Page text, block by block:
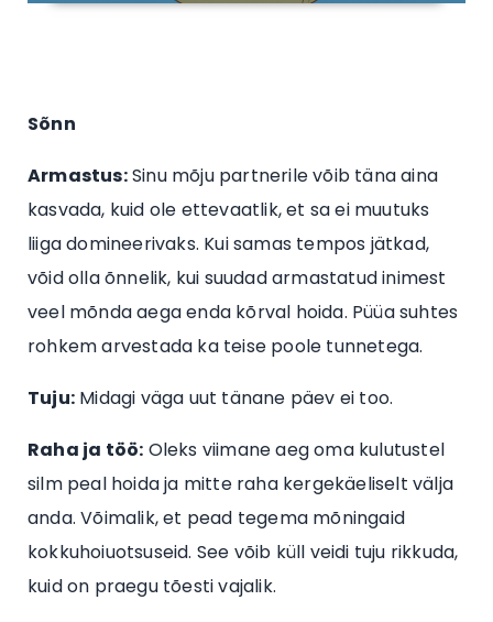
Sõnn
Armastus:Sinu mõju partnerile võib täna aina
kasvada, kuid ole ettevaatlik, et sa ei muutuks
liiga domineerivaks. Kui samas tempos jätkad,
võid olla õnnelik, kui suudad armastatud inimest
veel mõnda aega enda kõrval hoida. Püüa suhtes
rohkem arvestada ka teise poole tunnetega.
Tuju: Midagi väga uut tänane päev ei too.
Raha ja töö: Oleks viimane aeg oma kulutustel
silm peal hoida ja mitte raha kergekäeliselt välja
anda. Võimalik, et pead tegema mõningaid
kokkuhoiuotsuseid. See võib küll veidi tuju rikkuda,
kuid on praegu tõesti vajalik.